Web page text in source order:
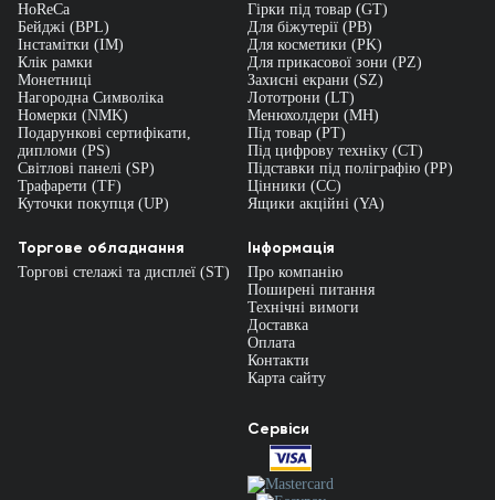
HoReCa
Бейджі (BPL)
Інстамітки (IM)
Клік рамки
Монетниці
Нагородна Символіка
Номерки (NMK)
Подарункові сертифікати,
дипломи (PS)
Світлові панелі (SP)
Трафарети (TF)
Куточки покупця (UP)
Гірки під товар (GT)
Для біжутерії (PB)
Для косметики (PK)
Для прикасової зони (PZ)
Захисні екрани (SZ)
Лототрони (LT)
Менюхолдери (MH)
Під товар (PT)
Під цифрову техніку (CT)
Підставки під поліграфію (PP)
Цінники (СС)
Ящики акційні (YA)
Торгове обладнання
Торгові стелажі та дисплеї (ST)
Інформація
Про компанію
Поширені питання
Технічні вимоги
Доставка
Оплата
Контакти
Карта сайту
Сервіси